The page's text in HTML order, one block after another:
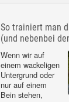
So trainiert man
(und nebenbei
Wenn wir auf
einem wackeligen
Untergrund oder
nur auf einem
Bein stehen,